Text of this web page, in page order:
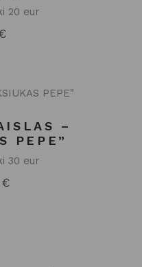
20 eur
–
PEPE”
30 eur
€